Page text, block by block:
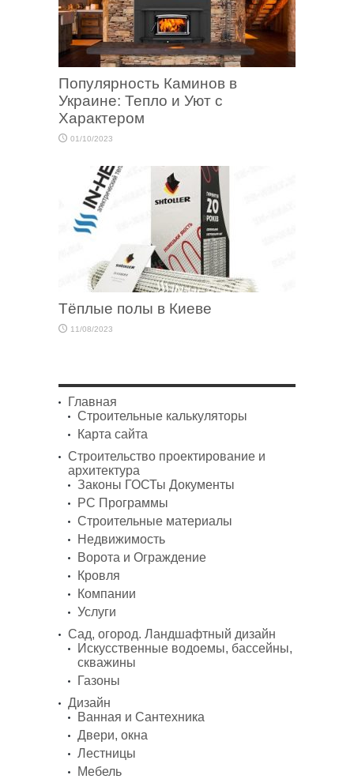
Популярность Каминов в
Украине: Тепло и Уют с
Характером
01/10/2023
Тёплые полы в Киеве
11/08/2023
Главная
Строительные калькуляторы
Карта сайта
Строительство проектирование и
архитектура
Законы ГОСТы Документы
PC Программы
Строительные материалы
Недвижимость
Ворота и Ограждение
Кровля
Компании
Услуги
Сад, огород. Ландшафтный дизайн
Искусственные водоемы, бассейны,
скважины
Газоны
Дизайн
Ванная и Сантехника
Двери, окна
Лестницы
Мебель